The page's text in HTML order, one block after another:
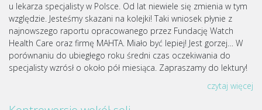
u lekarza specjalisty w Polsce. Od lat niewiele się zmienia w tym
względzie. Jesteśmy skazani na kolejki! Taki wniosek płynie z
najnowszego raportu opracowanego przez Fundację Watch
Health Care oraz firmę MAHTA. Miało być lepiej! Jest gorzej… W
porównaniu do ubiegłego roku średni czas oczekiwania do
specjalisty wzrósł o około pół miesiąca. Zapraszamy do lektury!
czytaj więcej